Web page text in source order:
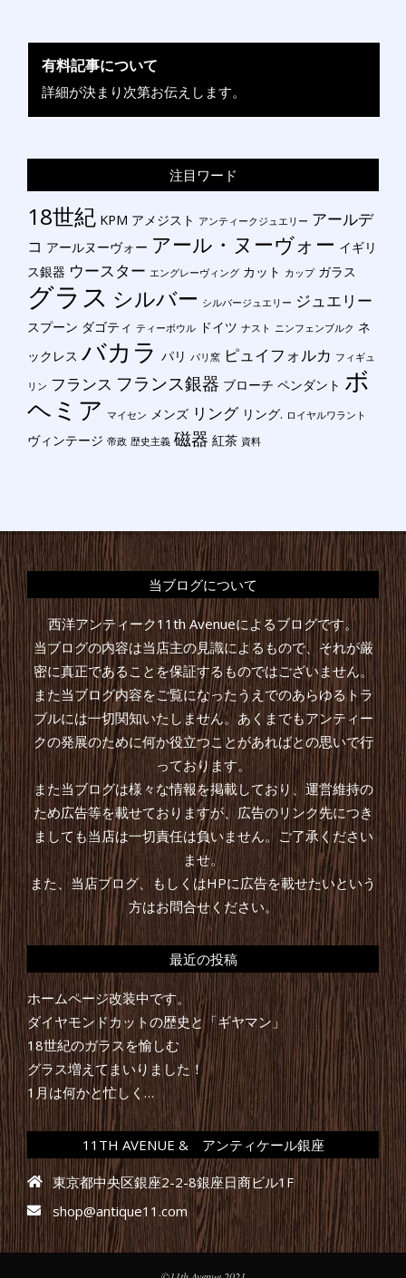
有料記事について
詳細が決まり次第お伝えします。
注目ワード
18世紀 KPM アメジスト アンティークジュエリー アールデ
コ アールヌーヴォー アール・ヌーヴォー イギリ
ス銀器 ウースター エングレーヴィング カット カップ ガラス
グラス シルバー シルバージュエリー ジュエリー
スプーン ダゴティ ティーボウル ドイツ ナスト ニンフェンブルク ネ
ックレス バカラ パリ パリ窯 ピュイフォルカ フィギュ
リン フランス フランス銀器 ブローチ ペンダント ボ
ヘミア マイセン メンズ リング リング. ロイヤルワラント
ヴィンテージ 帝政 歴史主義 磁器 紅茶 資料
当ブログについて
西洋アンティーク11th Avenueによるブログです。
当ブログの内容は当店主の見識によるもので、それが厳
密に真正であることを保証するものではございません。
また当ブログ内容をご覧になったうえでのあらゆるトラ
ブルには一切関知いたしません。あくまでもアンティー
クの発展のために何か役立つことがあればとの思いで行
っております。
また当ブログは様々な情報を掲載しており、運営維持の
ため広告等を載せておりますが、広告のリンク先につき
ましても当店は一切責任は負いません。ご了承ください
ませ。
また、当店ブログ、もしくはHPに広告を載せたいという
方はお問合せください。
最近の投稿
ホームページ改装中です。
ダイヤモンドカットの歴史と「ギヤマン」
18世紀のガラスを愉しむ
グラス増えてまいりました！
1月は何かと忙しく…
11TH AVENUE & アンティケール銀座
東京都中央区銀座2-2-8銀座日商ビル1F
shop@antique11.com